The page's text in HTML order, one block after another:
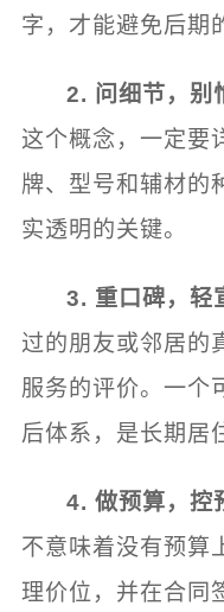
字，才能避免后期
2. 问细节，别
这个概念，一定要
牌、型号和辅材的
实透明的关键。
3. 重口碑，轻
过的朋友或邻居的
服务的评价。一个
后体系，是长期居
4. 做预算，控
不意味着没有预算
理价位，并在合同